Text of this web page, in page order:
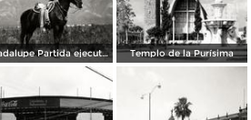
Guadalupe Partida ejecutando una charrería con lazo Templo de la Purísima